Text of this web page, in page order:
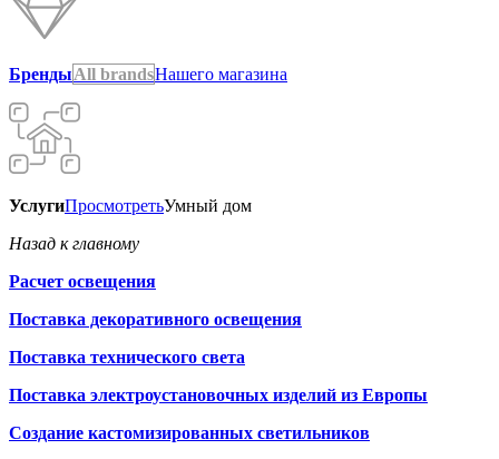
БрендыAll brandsНашего магазина
УслугиПросмотретьУмный дом
Назад к главному
Расчет освещения
Поставка декоративного освещения
Поставка технического света
Поставка электроустановочных изделий из Европы
Создание кастомизированных светильников